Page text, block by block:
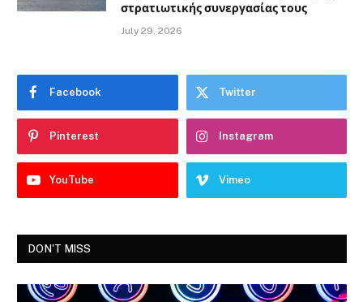
στρατιωτικής συνεργασίας τους
July 29, 2026
Facebook Twitter
Pinterest Instagram
YouTube Vimeo
DON'T MISS